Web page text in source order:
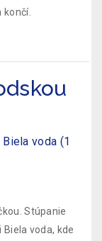
končí.
voda (1
Stúpanie
voda, kde